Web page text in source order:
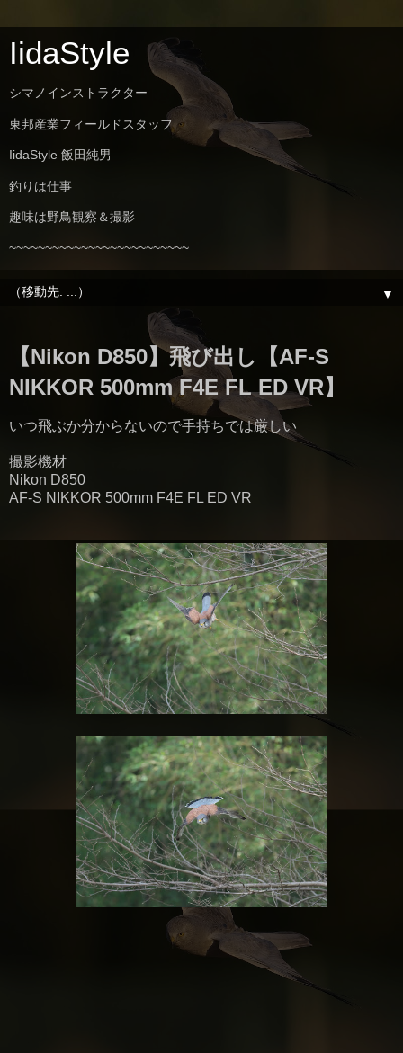
IidaStyle
シマノインストラクター
東邦産業フィールドスタッフ
IidaStyle 飯田純男
釣りは仕事
趣味は野鳥観察＆撮影
~~~~~~~~~~~~~~~~~~~~~~~~~
▼
【Nikon D850】飛び出し【AF-S
NIKKOR 500mm F4E FL ED VR】
いつ飛ぶか分からないので手持ちでは厳しい
撮影機材
Nikon D850
AF-S NIKKOR 500mm F4E FL ED VR